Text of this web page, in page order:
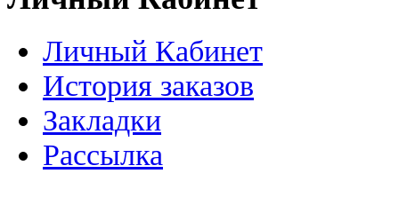
Личный Кабинет
История заказов
Закладки
Рассылка